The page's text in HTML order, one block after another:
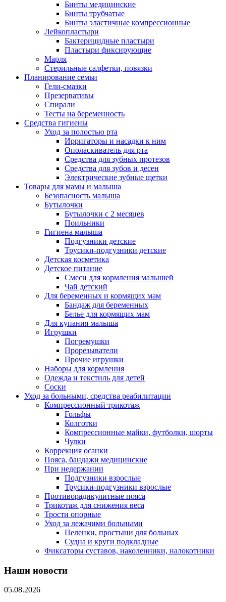
Бинты медицинские
Бинты трубчатые
Бинты эластичные компрессионные
Лейкопластыри
Бактерицидные пластыри
Пластыри фиксирующие
Марля
Стерильные салфетки, повязки
Планирование семьи
Гели-смазки
Презервативы
Спирали
Тесты на беременность
Средства гигиены
Уход за полостью рта
Ирригаторы и насадки к ним
Ополаскиватель для рта
Средства для зубных протезов
Средства для зубов и десен
Электрические зубные щетки
Товары для мамы и малыша
Безопасность малыша
Бутылочки
Бутылочки с 2 месяцев
Поильники
Гигиена малыша
Подгузники детские
Трусики-подгузники детские
Детская косметика
Детское питание
Смеси для кормления малышей
Чай детский
Для беременных и кормящих мам
Бандаж для беременных
Белье для кормящих мам
Для купания малыша
Игрушки
Погремушки
Прорезыватели
Прочие игрушки
Наборы для кормления
Одежда и текстиль для детей
Соски
Уход за больными, средства реабилитации
Компрессионный трикотаж
Гольфы
Колготки
Компрессионные майки, футболки, шорты
Чулки
Коррекция осанки
Пояса, бандажи медицинские
При недержании
Подгузники взрослые
Трусики-подгузники взрослые
Противорадикулитные пояса
Трикотаж для снижения веса
Трости опорные
Уход за лежачими больными
Пеленки, простыни для больных
Судна и круги подкладные
Фиксаторы суставов, наколенники, налокотники
Наши новости
05.08.2026